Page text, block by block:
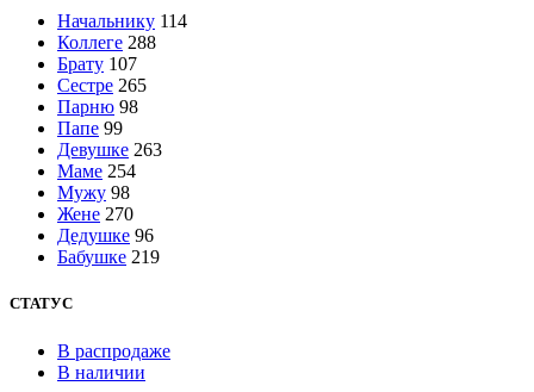
Начальнику 114
Коллеге 288
Брату 107
Сестре 265
Парню 98
Папе 99
Девушке 263
Маме 254
Мужу 98
Жене 270
Дедушке 96
Бабушке 219
СТАТУС
В распродаже
В наличии